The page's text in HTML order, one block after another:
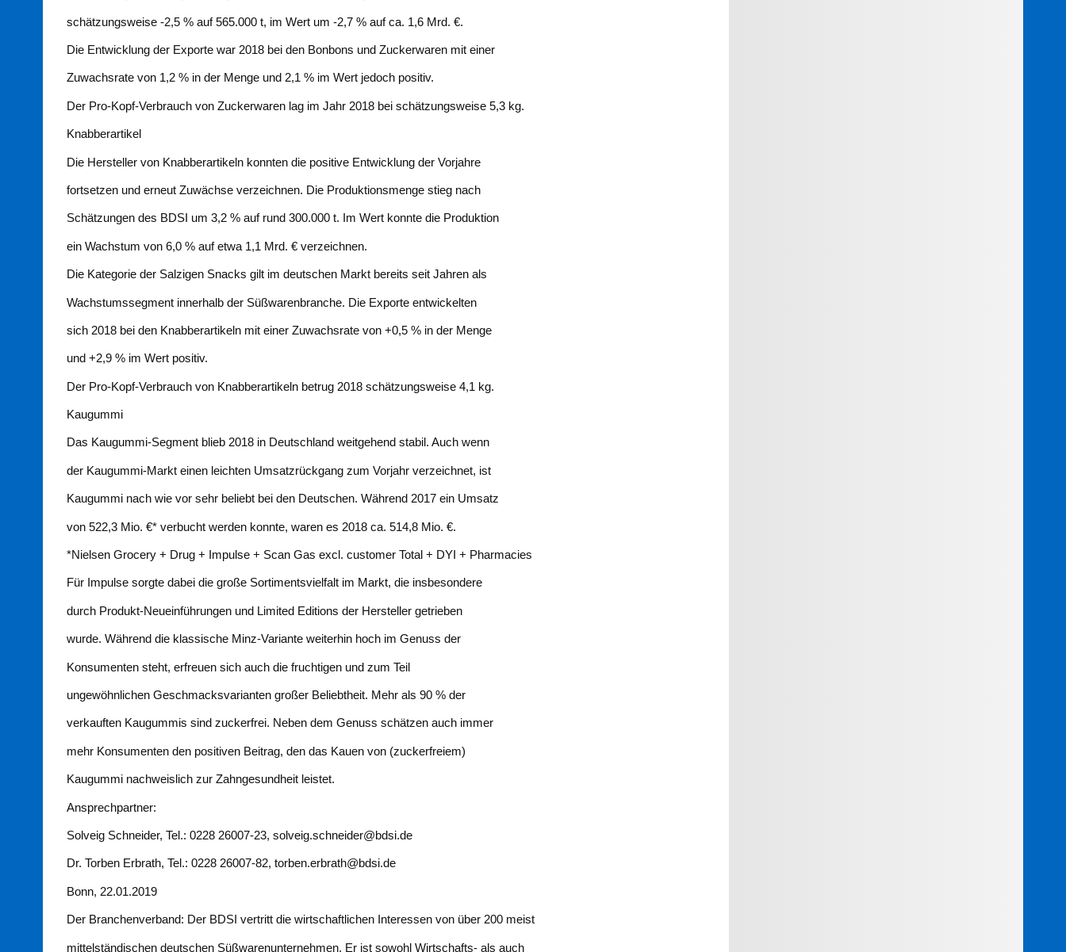
schätzungsweise -2,5 % auf 565.000 t, im Wert um -2,7 % auf ca. 1,6 Mrd. €.
Die Entwicklung der Exporte war 2018 bei den Bonbons und Zuckerwaren mit einer
Zuwachsrate von 1,2 % in der Menge und 2,1 % im Wert jedoch positiv.
Der Pro-Kopf-Verbrauch von Zuckerwaren lag im Jahr 2018 bei schätzungsweise 5,3 kg.
Knabberartikel
Die Hersteller von Knabberartikeln konnten die positive Entwicklung der Vorjahre
fortsetzen und erneut Zuwächse verzeichnen. Die Produktionsmenge stieg nach
Schätzungen des BDSI um 3,2 % auf rund 300.000 t. Im Wert konnte die Produktion
ein Wachstum von 6,0 % auf etwa 1,1 Mrd. € verzeichnen.
Die Kategorie der Salzigen Snacks gilt im deutschen Markt bereits seit Jahren als
Wachstumssegment innerhalb der Süßwarenbranche. Die Exporte entwickelten
sich 2018 bei den Knabberartikeln mit einer Zuwachsrate von +0,5 % in der Menge
und +2,9 % im Wert positiv.
Der Pro-Kopf-Verbrauch von Knabberartikeln betrug 2018 schätzungsweise 4,1 kg.
Kaugummi
Das Kaugummi-Segment blieb 2018 in Deutschland weitgehend stabil. Auch wenn
der Kaugummi-Markt einen leichten Umsatzrückgang zum Vorjahr verzeichnet, ist
Kaugummi nach wie vor sehr beliebt bei den Deutschen. Während 2017 ein Umsatz
von 522,3 Mio. €* verbucht werden konnte, waren es 2018 ca. 514,8 Mio. €.
*Nielsen Grocery + Drug + Impulse + Scan Gas excl. customer Total + DYI + Pharmacies
Für Impulse sorgte dabei die große Sortimentsvielfalt im Markt, die insbesondere
durch Produkt-Neueinführungen und Limited Editions der Hersteller getrieben
wurde. Während die klassische Minz-Variante weiterhin hoch im Genuss der
Konsumenten steht, erfreuen sich auch die fruchtigen und zum Teil
ungewöhnlichen Geschmacksvarianten großer Beliebtheit. Mehr als 90 % der
verkauften Kaugummis sind zuckerfrei. Neben dem Genuss schätzen auch immer
mehr Konsumenten den positiven Beitrag, den das Kauen von (zuckerfreiem)
Kaugummi nachweislich zur Zahngesundheit leistet.
Ansprechpartner:
Solveig Schneider, Tel.: 0228 26007-23, solveig.schneider@bdsi.de
Dr. Torben Erbrath, Tel.: 0228 26007-82, torben.erbrath@bdsi.de
Bonn, 22.01.2019
Der Branchenverband: Der BDSI vertritt die wirtschaftlichen Interessen von über 200 meist
mittelständischen deutschen Süßwarenunternehmen. Er ist sowohl Wirtschafts- als auch